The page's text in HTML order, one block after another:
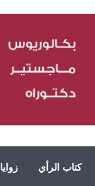
كتاب الرأي زوايا